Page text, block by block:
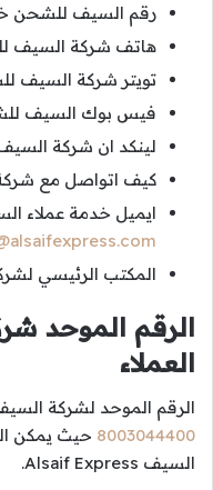
رقم السيف للشحن
هاتف شركة السيف
تويتر شركة السيف
فيس بوك السيف
لينكد ان شركة
كيف اتواصل مع
ايميل خدمة عملاء
المكتب الرئيسي
الرقم الموحد
العملاء
الرقم الموحد لشركة
8003044400 حيث يمكن
السيف Alsaif Express.